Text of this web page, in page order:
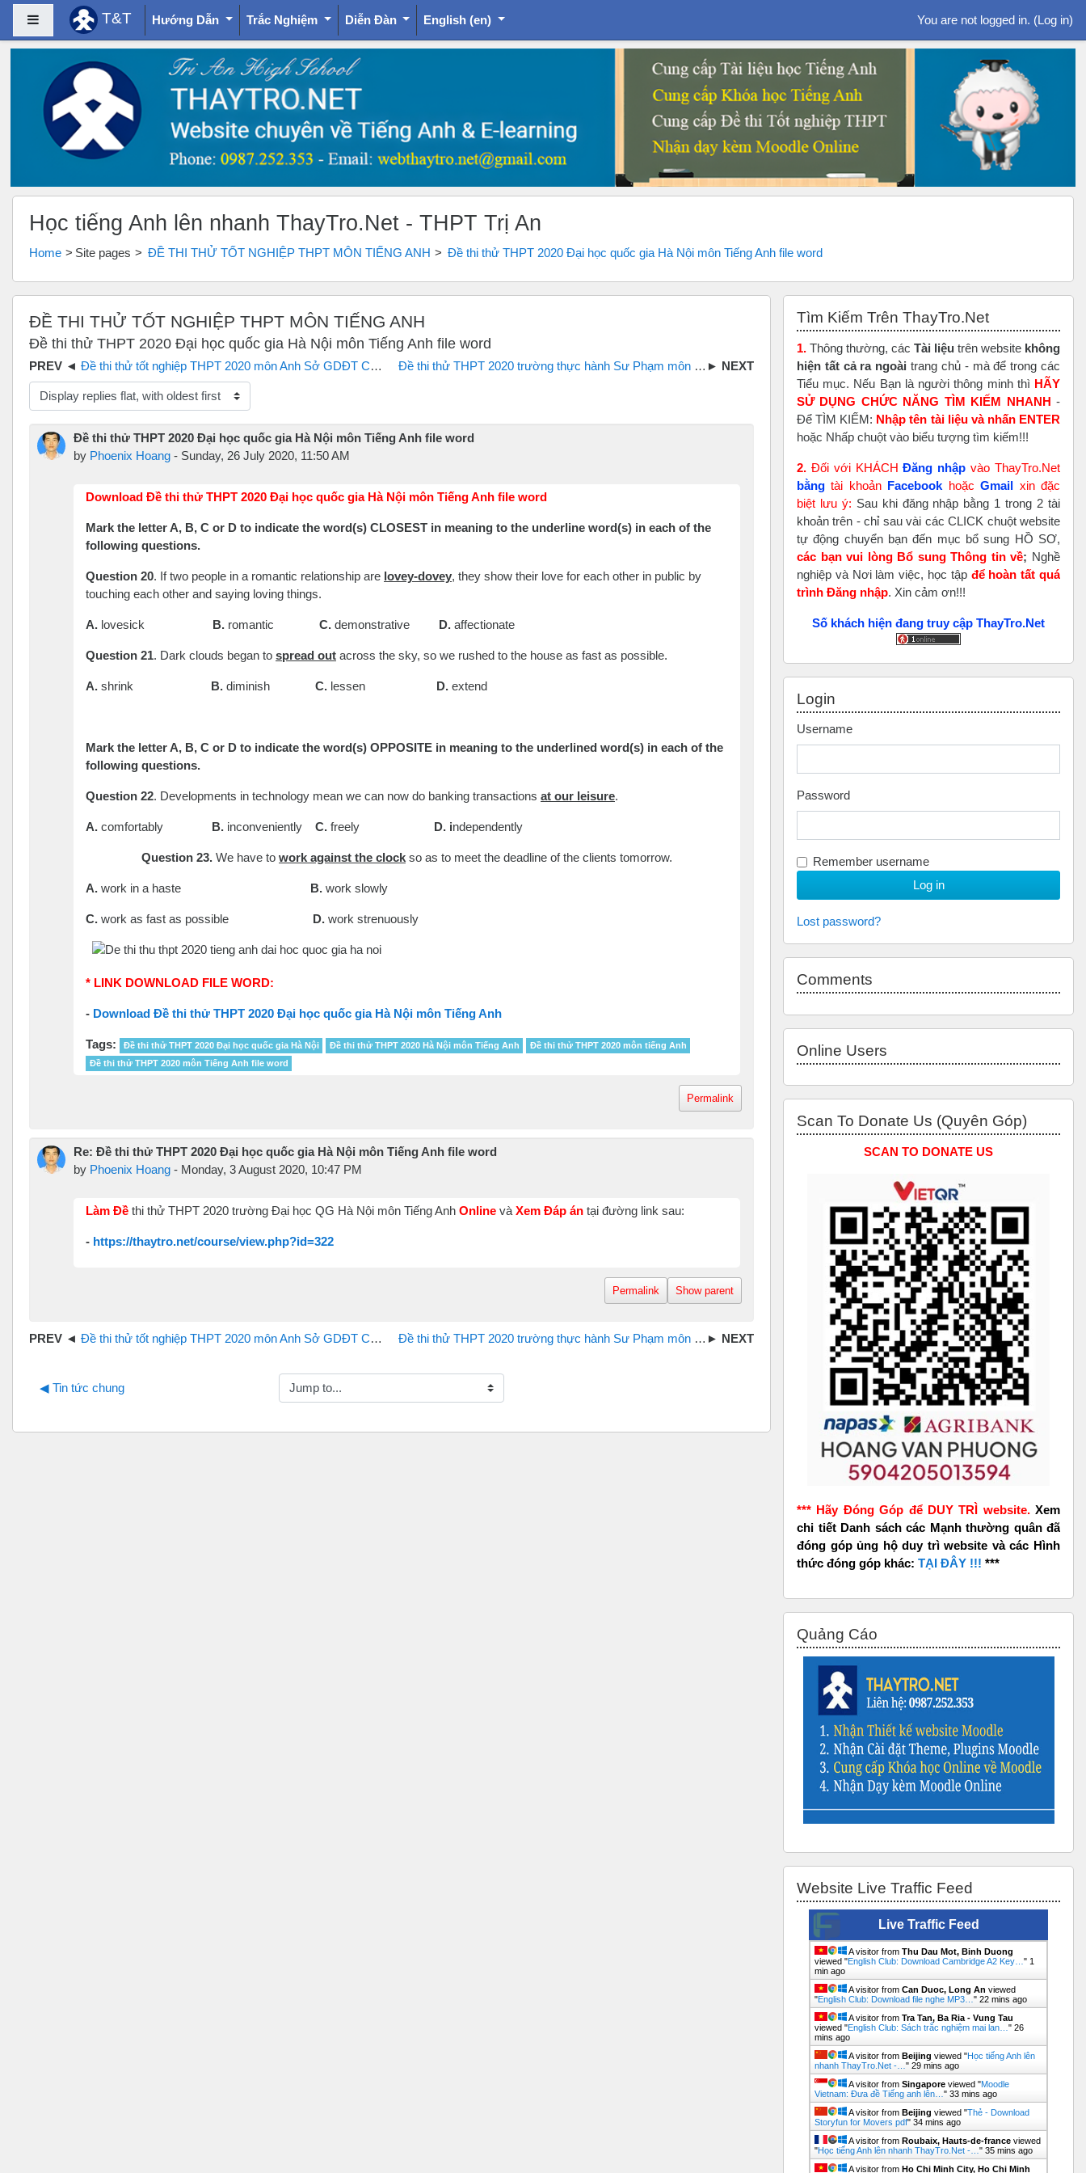
Skip to main content
Side panel T&T Hướng Dẫn Trắc Nghiệm Diễn Đàn English ‎(en)‎ You are not logged in. (Log in)
Học tiếng Anh lên nhanh ThayTro.Net - THPT Trị An
Home Site pages ĐỀ THI THỬ TỐT NGHIỆP THPT MÔN TIẾNG ANH Đề thi thử THPT 2020 Đại học quốc gia Hà Nội môn Tiếng Anh file word
ĐỀ THI THỬ TỐT NGHIỆP THPT MÔN TIẾNG ANH
Đề thi thử THPT 2020 Đại học quốc gia Hà Nội môn Tiếng Anh file word
Đề thi thử tốt nghiệp THPT 2020 môn Anh Sở GDĐT Cà Mau file word Đề thi thử THPT 2020 trường thực hành Sư Phạm môn Tiếng Anh
mode
Đề thi thử THPT 2020 Đại học quốc gia Hà Nội môn Tiếng Anh file word
by Phoenix Hoang - Sunday, 26 July 2020, 11:50 AM
Download Đề thi thử THPT 2020 Đại học quốc gia Hà Nội môn Tiếng Anh file word
Mark the letter A, B, C or D to indicate the word(s) CLOSEST in meaning to the underline word(s) in each of the
following questions.
Question 20. If two people in a romantic relationship are lovey-dovey, they show their love for each other in public by
touching each other and saying loving things.
A. lovesick B. romantic C. demonstrative D. affectionate
Question 21. Dark clouds began to spread out across the sky, so we rushed to the house as fast as possible.
A. shrink B. diminish C. lessen D. extend
Mark the letter A, B, C or D to indicate the word(s) OPPOSITE in meaning to the underlined word(s) in each of the
following questions.
Question 22. Developments in technology mean we can now do banking transactions at our leisure.
A. comfortably B. inconveniently C. freely D. independently
Question 23. We have to work against the clock so as to meet the deadline of the clients tomorrow.
A. work in a haste B. work slowly
C. work as fast as possible D. work strenuously
* LINK DOWNLOAD FILE WORD:
- Download Đề thi thử THPT 2020 Đại học quốc gia Hà Nội môn Tiếng Anh
Tags: Đề thi thử THPT 2020 Đại học quốc gia Hà Nội Đề thi thử THPT 2020 Hà Nội môn Tiếng Anh
Đề thi thử THPT 2020 môn tiếng Anh
Đề thi thử THPT 2020 môn Tiếng Anh file word
Permalink
Re: Đề thi thử THPT 2020 Đại học quốc gia Hà Nội môn Tiếng Anh file word
by Phoenix Hoang - Monday, 3 August 2020, 10:47 PM
Làm Đề thi thử THPT 2020 trường Đại học QG Hà Nội môn Tiếng Anh Online và Xem Đáp án tại đường link sau:
- https://thaytro.net/course/view.php?id=322
Permalink Show parent
Đề thi thử tốt nghiệp THPT 2020 môn Anh Sở GDĐT Cà Mau file word Đề thi thử THPT 2020 trường thực hành Sư Phạm môn Tiếng Anh
◀︎ Tin tức chung Jump to...
Tìm Kiếm Trên ThayTro.Net
1. Thông thường, các Tài liệu trên website không
hiện tất cả ra ngoài trang chủ - mà để trong các
Tiểu mục. Nếu Bạn là người thông minh thì HÃY
SỬ DỤNG CHỨC NĂNG TÌM KIẾM NHANH -
Để TÌM KIẾM: Nhập tên tài liệu và nhấn ENTER
hoặc Nhấp chuột vào biểu tượng tìm kiếm!!!
2. Đối với KHÁCHĐăng nhập vào ThayTro.Net
bằng tài khoản Facebook hoặcGmail xin đặc
biệt lưu ý: Sau khi đăng nhập bằng 1 trong 2 tài
khoản trên - chỉ sau vài các CLICK chuột website
tự động chuyển bạn đến mục bổ sung HỒ SƠ,
các bạn vui lòng Bổ sung Thông tin về; Nghề
nghiệp và Nơi làm việc, học tập để hoàn tấtquá
trình Đăng nhập. Xin cảm ơn!!!
Số khách hiện đang truy cập ThayTro.Net
Login
Username
Password
Remember username
Lost password?
Comments
Online Users
Scan To Donate Us (Quyên Góp)
SCAN TO DONATE US
*** Hãy Đóng Góp để DUY TRÌ website. Xem
chi tiết Danh sách các Mạnh thường quân đã
đóng góp ủng hộ duy trì website và các Hình
thức đóng góp khác: TẠI ĐÂY !!! ***
Quảng Cáo
Website Live Traffic Feed
Live Traffic Feed
A visitor from Thu Dau Mot, Binh Duong
viewed "English Club: Download Cambridge A2 Key…" 1
min ago
A visitor from Can Duoc, Long An viewed
"English Club: Download file nghe MP3…" 22 mins ago
A visitor from Tra Tan, Ba Ria - Vung Tau
viewed "English Club: Sách trắc nghiệm mai lan…" 26
mins ago
A visitor from Beijing viewed "Học tiếng Anh lên
nhanh ThayTro.Net -…" 29 mins ago
A visitor from Singapore viewed "Moodle
Vietnam: Đưa đề Tiếng anh lên…" 33 mins ago
A visitor from Beijing viewed "Thẻ - Download
Storyfun for Movers pdf" 34 mins ago
A visitor from Roubaix, Hauts-de-france viewed
"Học tiếng Anh lên nhanh ThayTro.Net -…" 35 mins ago
A visitor from Ho Chi Minh City, Ho Chi Minh